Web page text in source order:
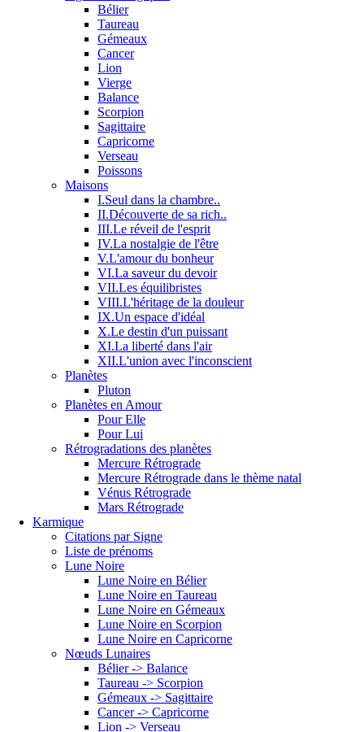
Bélier
Taureau
Gémeaux
Cancer
Lion
Vierge
Balance
Scorpion
Sagittaire
Capricorne
Verseau
Poissons
Maisons
I.Seul dans la chambre..
II.Découverte de sa rich..
III.Le réveil de l'esprit
IV.La nostalgie de l'être
V.L'amour du bonheur
VI.La saveur du devoir
VII.Les équilibristes
VIII.L'héritage de la douleur
IX.Un espace d'idéal
X.Le destin d'un puissant
XI.La liberté dans l'air
XII.L'union avec l'inconscient
Planètes
Pluton
Planètes en Amour
Pour Elle
Pour Lui
Rétrogradations des planètes
Mercure Rétrograde
Mercure Rétrograde dans le thème natal
Vénus Rétrograde
Mars Rétrograde
Karmique
Citations par Signe
Liste de prénoms
Lune Noire
Lune Noire en Bélier
Lune Noire en Taureau
Lune Noire en Gémeaux
Lune Noire en Scorpion
Lune Noire en Capricorne
Nœuds Lunaires
Bélier -> Balance
Taureau -> Scorpion
Gémeaux -> Sagittaire
Cancer -> Capricorne
Lion -> Verseau